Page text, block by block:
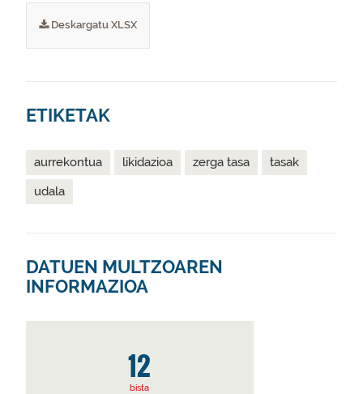
Deskargatu XLSX
ETIKETAK
aurrekontua likidazioa zerga tasa
tasak
udala
DATUEN MULTZOAREN
INFORMAZIOA
12
bista